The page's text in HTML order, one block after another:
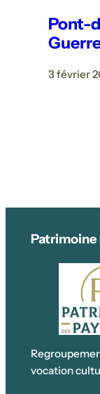
Pont-
3 février
Patrimoine
vocation